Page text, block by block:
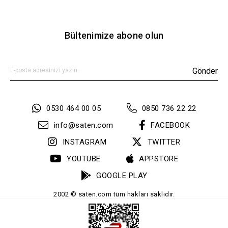
Bültenimize abone olun
Gönder
0530 464 00 05
0850 736 22 22
info@saten.com
FACEBOOK
INSTAGRAM
TWITTER
YOUTUBE
APPSTORE
GOOGLE PLAY
2002 © saten.com tüm hakları saklıdır.